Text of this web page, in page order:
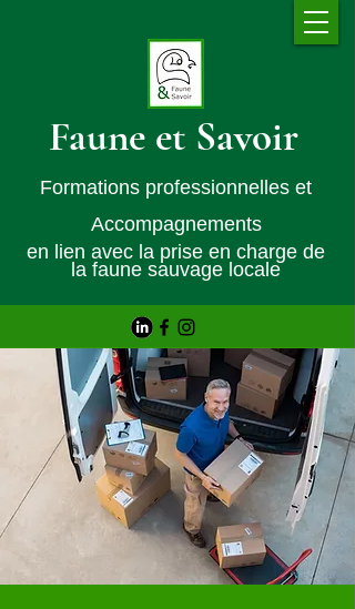
Faune et Savoir
Formations professionnelles et
Accompagnements
en lien avec la prise en charge de
la faune sauvage locale